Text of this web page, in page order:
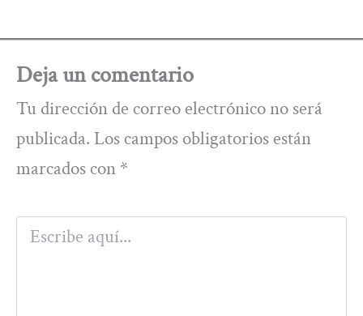
Deja un comentario
Tu dirección de correo electrónico no será
publicada. Los campos obligatorios están
marcados con *
Escribe
aquí...